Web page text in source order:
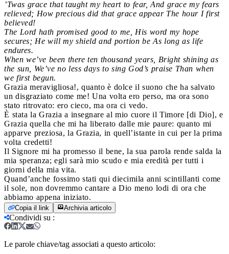
’Twas grace that taught my heart to fear, And grace my fears
relieved; How precious did that grace appear The hour I first
believed!
The Lord hath promised good to me, His word my hope
secures; He will my shield and portion be As long as life
endures.
When we’ve been there ten thousand years, Bright shining as
the sun, We’ve no less days to sing God’s praise Than when
we first begun.
Grazia meravigliosa!, quanto è dolce il suono che ha salvato
un disgraziato come me! Una volta ero perso, ma ora sono
stato ritrovato: ero cieco, ma ora ci vedo.
È stata la Grazia a insegnare al mio cuore il Timore [di Dio], e
Grazia quella che mi ha liberato dalle mie paure: quanto mi
apparve preziosa, la Grazia, in quell’istante in cui per la prima
volta credetti!
Il Signore mi ha promesso il bene, la sua parola rende salda la
mia speranza; egli sarà mio scudo e mia eredità per tutti i
giorni della mia vita.
Quand’anche fossimo stati qui diecimila anni scintillanti come
il sole, non dovremmo cantare a Dio meno lodi di ora che
abbiamo appena iniziato.
Copia il link Archivia articolo
Condividi su :
Le parole chiave/tag associati a questo articolo: